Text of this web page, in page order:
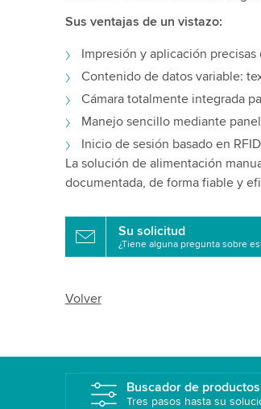
Sus ventajas de un vistazo:
Impresión y aplicación
Contenido de datos variable:
Cámara totalmente integrada
Manejo sencillo mediante
Inicio de sesión basado en
La solución de alimentación
documentada, de forma fiable y
Su solicitud
¿Tiene alguna pregunta sobre
Volver
Buscador de productos
Tres pasos hasta su